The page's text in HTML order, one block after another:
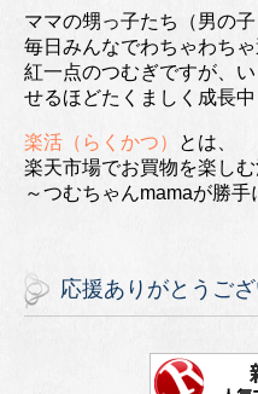
ママの甥っ子たち（男の
毎日みんなでわちゃわち
紅一点のつむぎですが、
せるほどたくましく成長中
楽活（らくかつ）
とは、
楽天市場でお買物を楽し
～つむちゃんmamaが勝手
応援ありがとうご